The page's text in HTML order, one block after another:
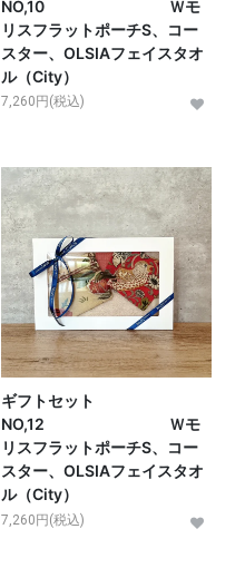
NO,10 Ｗモ
リスフラットポーチS、コー
スター、OLSIAフェイスタオ
ル（City）
7,260円(税込)
ギフトセット
NO,12 Ｗモ
リスフラットポーチS、コー
スター、OLSIAフェイスタオ
ル（City）
7,260円(税込)